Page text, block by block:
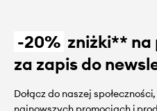
-20% zniżki** na
za zapis do
Dołącz do naszej